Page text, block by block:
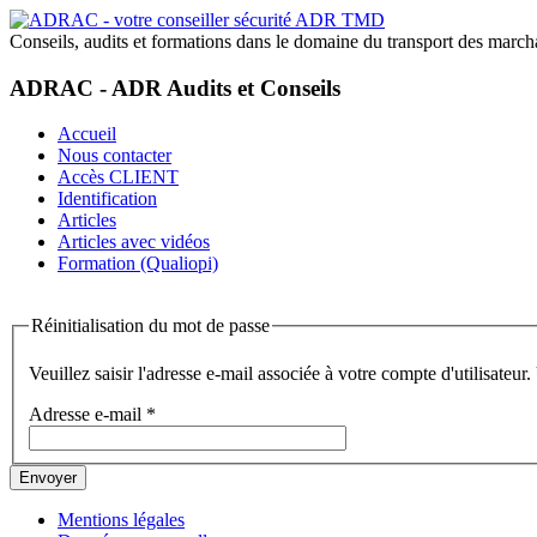
Conseils, audits et formations dans le domaine du transport des
ADRAC - ADR Audits et Conseils
Accueil
Nous contacter
Accès CLIENT
Identification
Articles
Articles avec vidéos
Formation (Qualiopi)
Réinitialisation du mot de passe
Veuillez saisir l'adresse e-mail associée à votre compte
Adresse e-mail *
Envoyer
Mentions légales